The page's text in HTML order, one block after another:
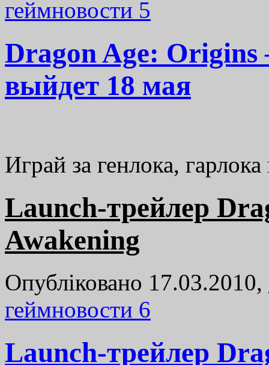
геймновости 5
Dragon Age: Origins
выйдет 18 мая
Играй за генлока,
Launch-трейлер
Awakening
Опубліковано 17.03.2010,
геймновости 6
Launch-трейлер